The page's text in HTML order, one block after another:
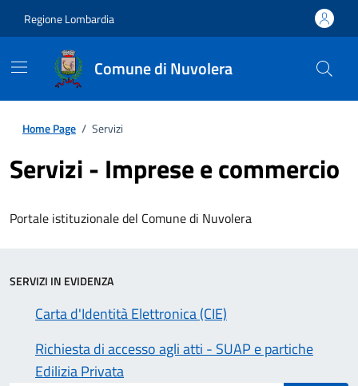
Regione Lombardia
Comune di Nuvolera
Home Page / Servizi
Servizi - Imprese e commercio
Portale istituzionale del Comune di Nuvolera
SERVIZI IN EVIDENZA
Carta d'Identità Elettronica (CIE)
Richiesta di accesso agli atti - SUAP e partiche
Edilizia Privata